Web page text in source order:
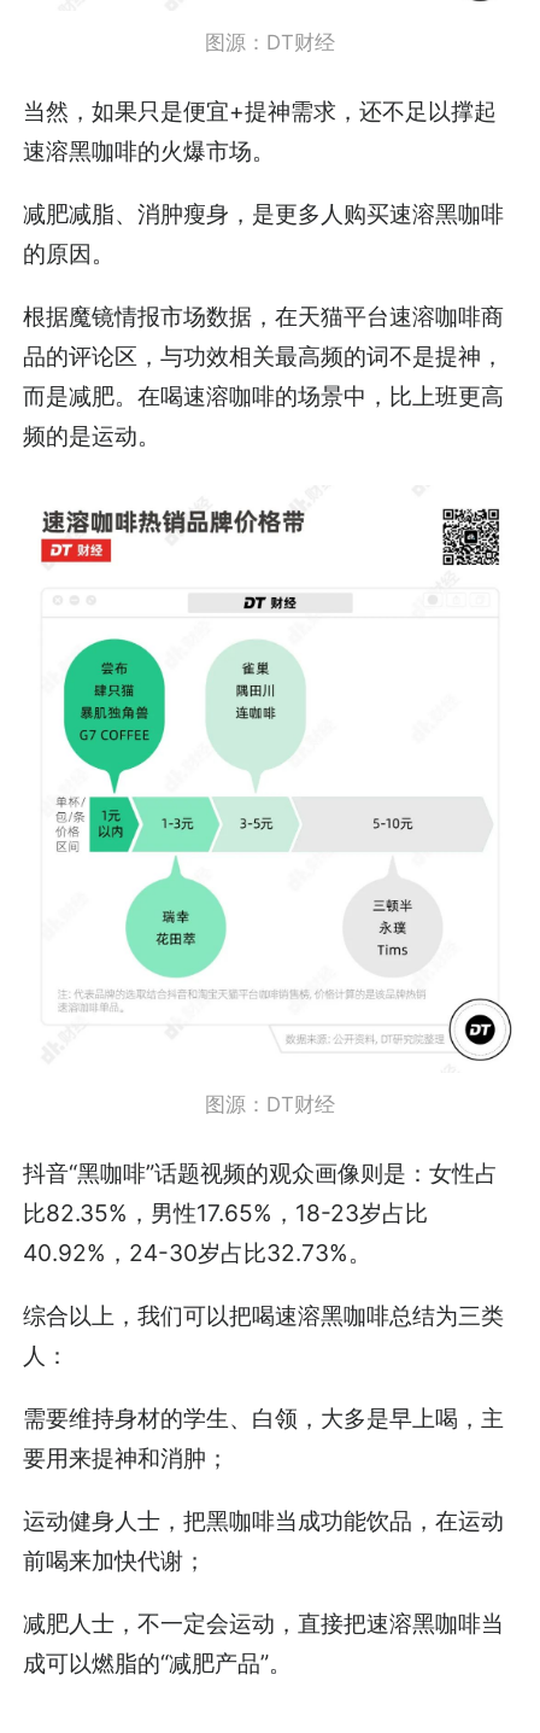
图源：DT财经
当然，如果只是便宜+提神需求，还不足以撑起
速溶黑咖啡的火爆市场。
减肥减脂、消肿瘦身，是更多人购买速溶黑咖啡
的原因。
根据魔镜情报市场数据，在天猫平台速溶咖啡商
品的评论区，与功效相关最高频的词不是提神，
而是减肥。在喝速溶咖啡的场景中，比上班更高
频的是运动。
图源：DT财经
抖音“黑咖啡”话题视频的观众画像则是：女性占
比82.35%，男性17.65%，18-23岁占比
40.92%，24-30岁占比32.73%。
综合以上，我们可以把喝速溶黑咖啡总结为三类
人：
需要维持身材的学生、白领，大多是早上喝，主
要用来提神和消肿；
运动健身人士，把黑咖啡当成功能饮品，在运动
前喝来加快代谢；
减肥人士，不一定会运动，直接把速溶黑咖啡当
成可以燃脂的“减肥产品”。